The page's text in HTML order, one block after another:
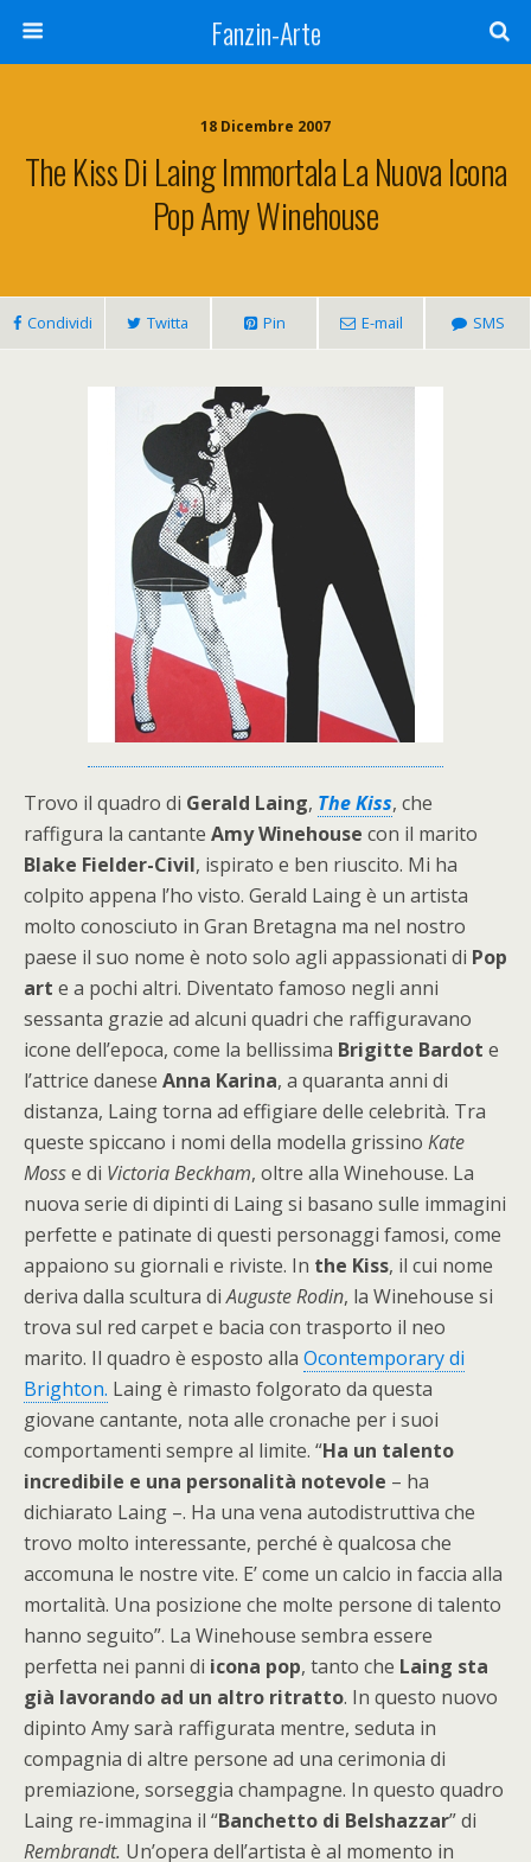
Fanzin-Arte
18 Dicembre 2007
The Kiss Di Laing Immortala La Nuova Icona
Pop Amy Winehouse
Condividi Twitta Pin E-mail SMS
Trovo il quadro di Gerald Laing, The Kiss, che
raffigura la cantante Amy Winehouse con il marito
Blake Fielder-Civil, ispirato e ben riuscito. Mi ha
colpito appena l’ho visto. Gerald Laing è un artista
molto conosciuto in Gran Bretagna ma nel nostro
paese il suo nome è noto solo agli appassionati di Pop
art e a pochi altri. Diventato famoso negli anni
sessanta grazie ad alcuni quadri che raffiguravano
icone dell’epoca, come la bellissima Brigitte Bardot e
l’attrice danese Anna Karina, a quaranta anni di
distanza, Laing torna ad effigiare delle celebrità. Tra
queste spiccano i nomi della modella grissino Kate
Mosse di Victoria Beckham, oltre alla Winehouse. La
nuova serie di dipinti di Laing si basano sulle immagini
perfette e patinate di questi personaggi famosi, come
appaiono su giornali e riviste. In the Kiss, il cui nome
deriva dalla scultura diAuguste Rodin, la Winehouse si
trova sul red carpet e bacia con trasporto il neo
marito. Il quadro è esposto alla Ocontemporary di
Brighton. Laing è rimasto folgorato da questa
giovane cantante, nota alle cronache per i suoi
comportamenti sempre al limite. “Ha un talento
incredibile e una personalità notevole – ha
dichiarato Laing –. Ha una vena autodistruttiva che
trovo molto interessante, perché è qualcosa che
accomuna le nostre vite. E’ come un calcio in faccia alla
mortalità. Una posizione che molte persone di talento
hanno seguito”. La Winehouse sembra essere
perfetta nei panni di icona pop, tanto che Laing sta
già lavorando ad un altro ritratto. In questo nuovo
dipinto Amy sarà raffigurata mentre, seduta in
compagnia di altre persone ad una cerimonia di
premiazione, sorseggia champagne. In questo quadro
Laing re-immagina il “Banchetto di Belshazzar” di
Rembrandt. Un’opera dell’artista è al momento in